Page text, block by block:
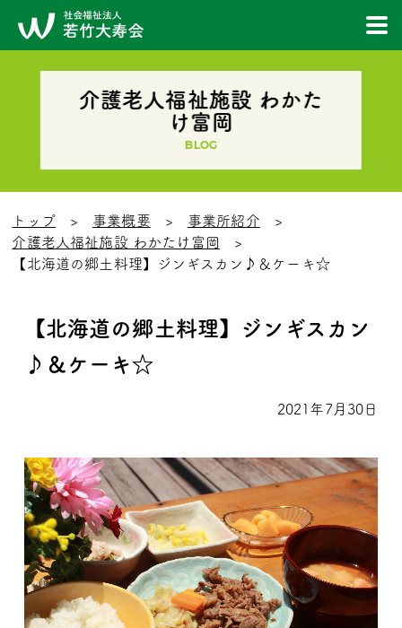
介護老人福祉施設 わかた
け富岡
BLOG
トップ 事業概要
事業所紹介
介護老人福祉施設 わかたけ富岡
【北海道の郷土料理】ジンギスカン♪＆ケーキ☆
【北海道の郷土料理】ジンギスカン
♪＆ケーキ☆
2021年7月30日